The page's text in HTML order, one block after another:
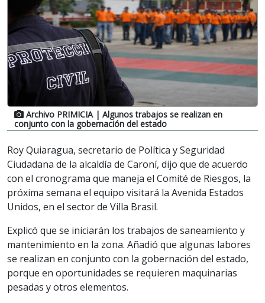
Archivo PRIMICIA | Algunos trabajos se realizan en
conjunto con la gobernación del estado
Roy Quiaragua, secretario de Política y Seguridad
Ciudadana de la alcaldía de Caroní, dijo que de acuerdo
con el cronograma que maneja el Comité de Riesgos, la
próxima semana el equipo visitará la Avenida Estados
Unidos, en el sector de Villa Brasil.
Explicó que se iniciarán los trabajos de saneamiento y
mantenimiento en la zona. Añadió que algunas labores
se realizan en conjunto con la gobernación del estado,
porque en oportunidades se requieren maquinarias
pesadas y otros elementos.